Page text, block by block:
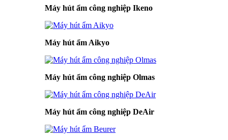
Máy hút ẩm công nghiệp Ikeno
Máy hút ẩm Aikyo
Máy hút ẩm công nghiệp Olmas
Máy hút ẩm công nghiệp DeAir